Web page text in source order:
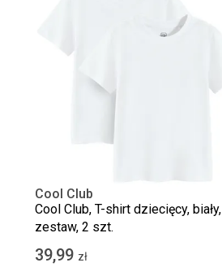
Cool Club
Cool Club, T-shirt dziecięcy, biały,
zestaw, 2 szt.
39,99 zł